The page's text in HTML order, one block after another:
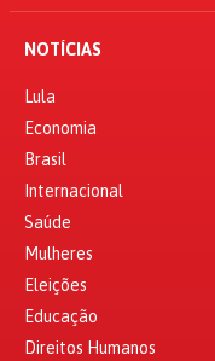
NOTÍCIAS
Lula
Economia
Brasil
Internacional
Saúde
Mulheres
Eleições
Educação
Direitos Humanos